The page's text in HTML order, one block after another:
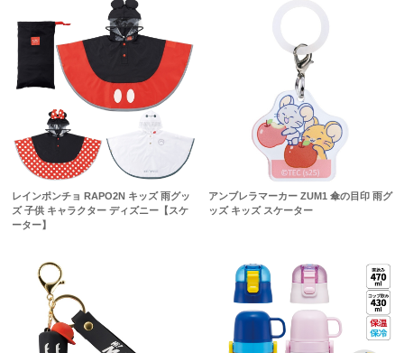
レインポンチョ RAPO2N キッズ 雨グッ
ズ 子供 キャラクター ディズニー【スケ
ーター】
アンブレラマーカー ZUM1 傘の目印 雨グ
ッズ キッズ スケーター